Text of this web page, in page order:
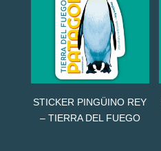
STICKER PINGÜINO REY
– TIERRA DEL FUEGO